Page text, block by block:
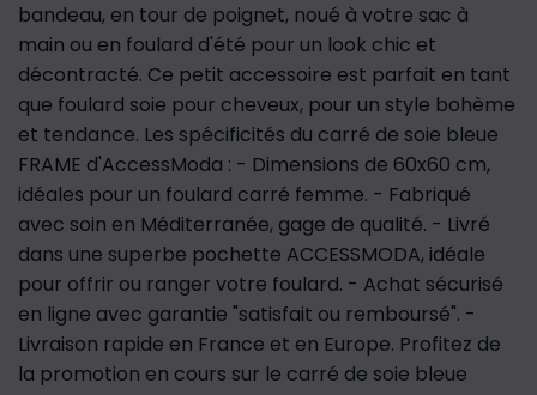
bandeau, en tour de poignet, noué à votre sac à
main ou en foulard d'été pour un look chic et
décontracté. Ce petit accessoire est parfait en tant
que foulard soie pour cheveux, pour un style bohème
et tendance. Les spécificités du carré de soie bleue
FRAME d'AccessModa : - Dimensions de 60x60 cm,
idéales pour un foulard carré femme. - Fabriqué
avec soin en Méditerranée, gage de qualité. - Livré
dans une superbe pochette ACCESSMODA, idéale
pour offrir ou ranger votre foulard. - Achat sécurisé
en ligne avec garantie "satisfait ou remboursé". -
Livraison rapide en France et en Europe. Profitez de
la promotion en cours sur le carré de soie bleue